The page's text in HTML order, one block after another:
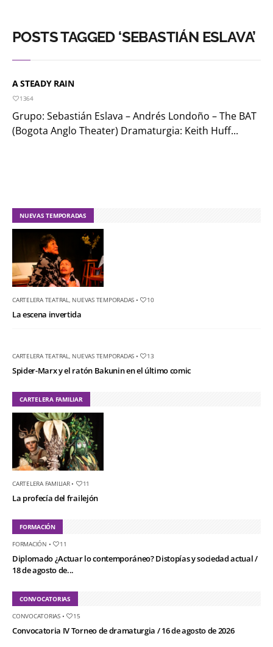
POSTS TAGGED ‘SEBASTIÁN ESLAVA’
A STEADY RAIN
1364
Grupo: Sebastián Eslava – Andrés Londoño – The BAT
(Bogota Anglo Theater) Dramaturgia: Keith Huff...
NUEVAS TEMPORADAS
CARTELERA TEATRAL NUEVAS TEMPORADAS • 10
La escena invertida
CARTELERA TEATRAL NUEVAS TEMPORADAS • 13
Spider-Marx y el ratón Bakunin en el último comic
CARTELERA FAMILIAR
CARTELERA FAMILIAR• 11
La profecía del frailejón
FORMACIÓN
FORMACIÓN • 11
Diplomado ¿Actuar lo contemporáneo? Distopías y sociedad actual /
18 de agosto de...
CONVOCATORIAS
CONVOCATORIAS• 15
Convocatoria IV Torneo de dramaturgia / 16 de agosto de 2026